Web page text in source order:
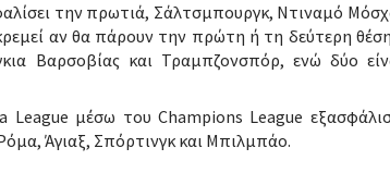
την πρωτιά, Σάλτσμπουργκ, Ντιναμό
αν θα πάρουν την πρώτη ή τη δεύτερη
Βαρσοβίας και Τραμπζονσπόρ, ενώ δύο
League μέσω του Champions League
Άγιαξ, Σπόρτινγκ και Μπιλμπάο.